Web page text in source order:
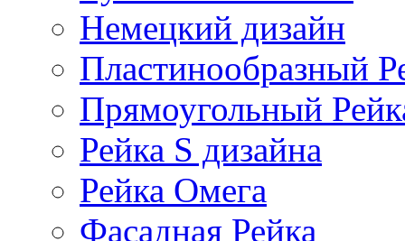
Немецкий дизайн
Пластинообразный
Прямоугольный
Рейка S дизайна
Рейка Омега
Фасадная Рейка